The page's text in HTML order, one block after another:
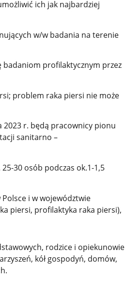
ich jak najbardziej
w/w badania na terenie
profilaktycznym przez
problem raka piersi nie może
r. będą pracownicy pionu
sanitarno –
30 osób podczas ok.1-1,5
i w województwie
piersi, profilaktyka raka piersi),
rodzice i opiekunowie
kół gospodyń, domów,